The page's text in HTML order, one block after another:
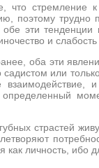
что стремление
поэтому
обе эти
и слабость
оба эти
садистом или
взаимодействие,
страстей
как личность, ибо